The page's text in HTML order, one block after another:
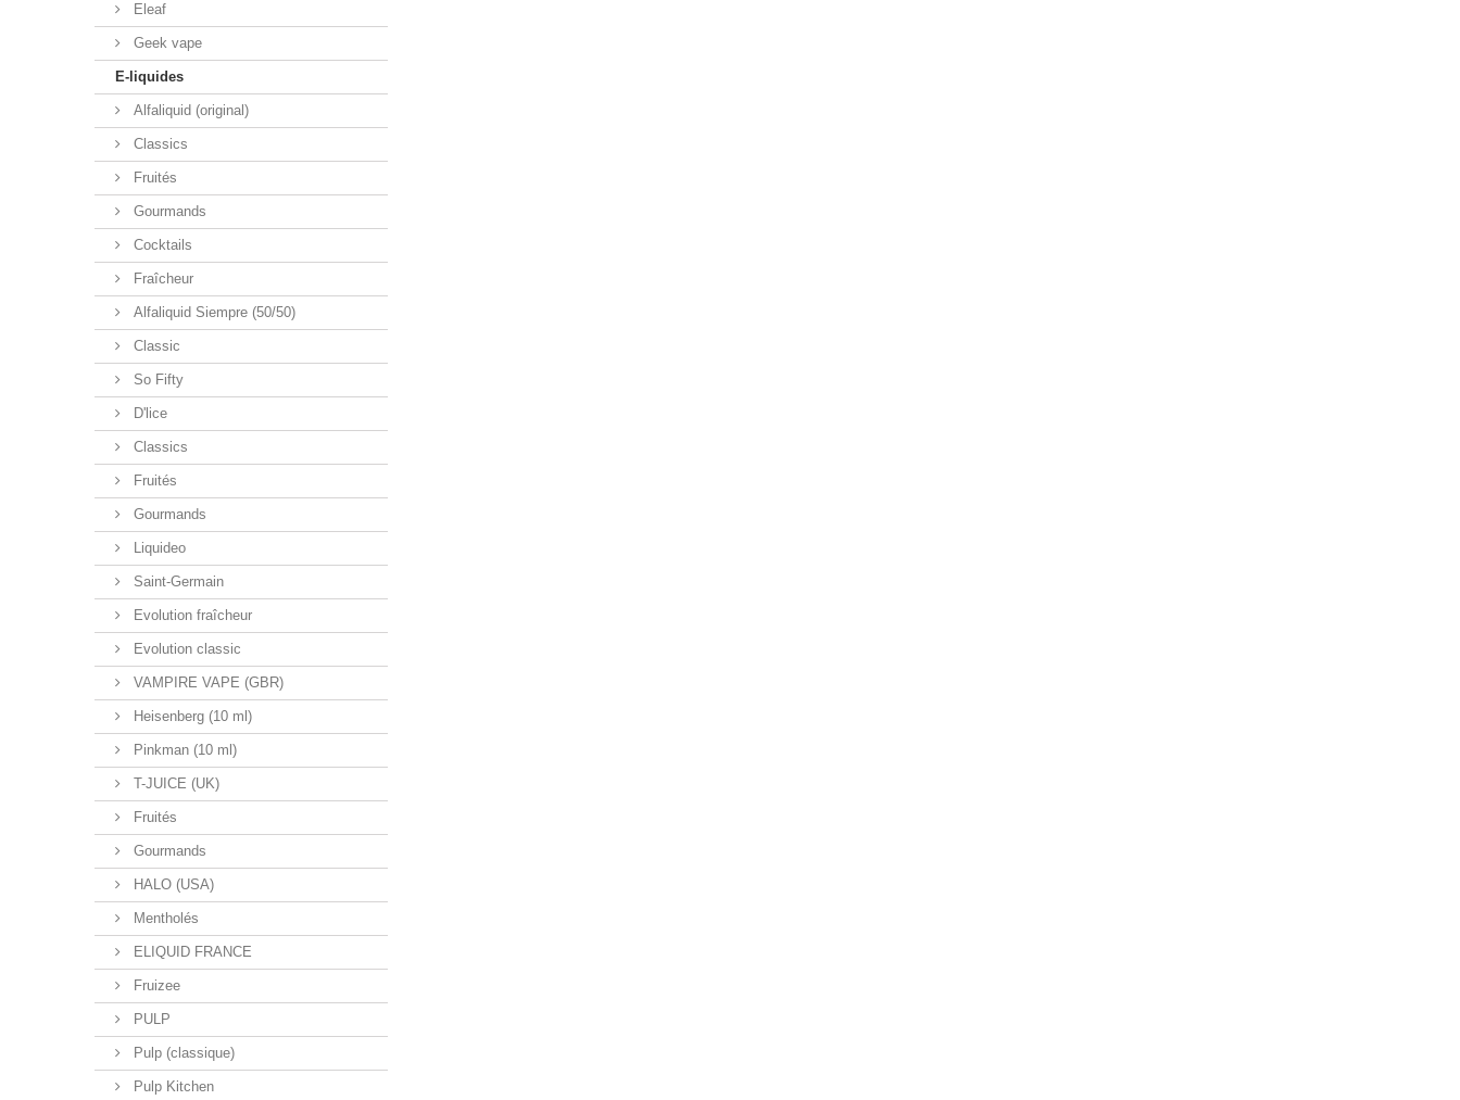
Eleaf
Geek vape
E-liquides
Alfaliquid (original)
Classics
Fruités
Gourmands
Cocktails
Fraîcheur
Alfaliquid Siempre (50/50)
Classic
So Fifty
D'lice
Classics
Fruités
Gourmands
Liquideo
Saint-Germain
Evolution fraîcheur
Evolution classic
VAMPIRE VAPE (GBR)
Heisenberg (10 ml)
Pinkman (10 ml)
T-JUICE (UK)
Fruités
Gourmands
HALO (USA)
Mentholés
ELIQUID FRANCE
Fruizee
PULP
Pulp (classique)
Pulp Kitchen